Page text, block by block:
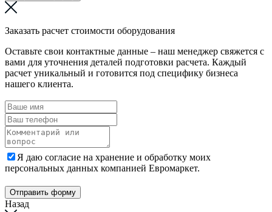
Заказать расчет стоимости оборудования
Оставьте свои контактные данные – наш менеджер свяжется с
вами для уточнения деталей подготовки расчета. Каждый
расчет уникальный и готовится под специфику бизнеса
нашего клиента.
Я даю согласие на хранение и обработку моих
персональных данных компанией Евромаркет.
Отправить форму
Назад